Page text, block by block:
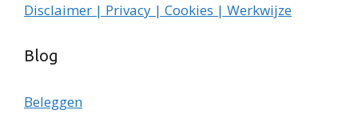
Disclaimer | Privacy | Cookies | Werkwijze
Blog
Beleggen